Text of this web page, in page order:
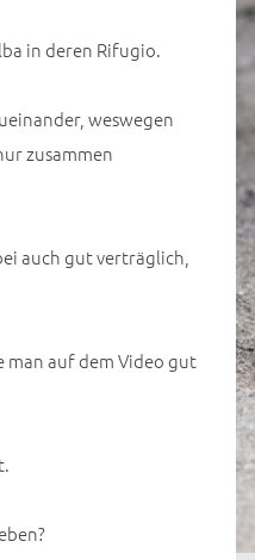
in deren Rifugio.
weswegen
zusammen
auch gut verträglich,
man auf dem Video gut